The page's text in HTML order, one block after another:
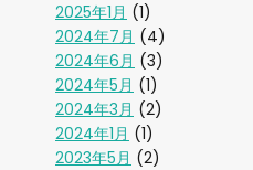
2025年1月 (1)
2024年7月 (4)
2024年6月 (3)
2024年5月 (1)
2024年3月 (2)
2024年1月 (1)
2023年5月 (2)